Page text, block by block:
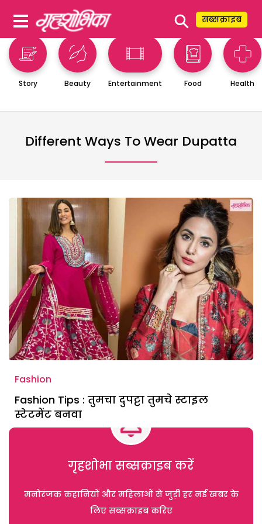
⚲ सब्सक्राइब
Story Beauty Entertainment Food Health
Different Ways To Wear Dupatta
Fashion
Fashion Tips : तुमचा दुपट्टा तुमचे स्टाइल
स्टेटमेंट बनवा
गृहशोभा सब्सक्राइब करें
मनोरंजक कहानियों और महिलाओं से जुड़ी हर नई खबर के
लिए सब्सक्राइब करिए